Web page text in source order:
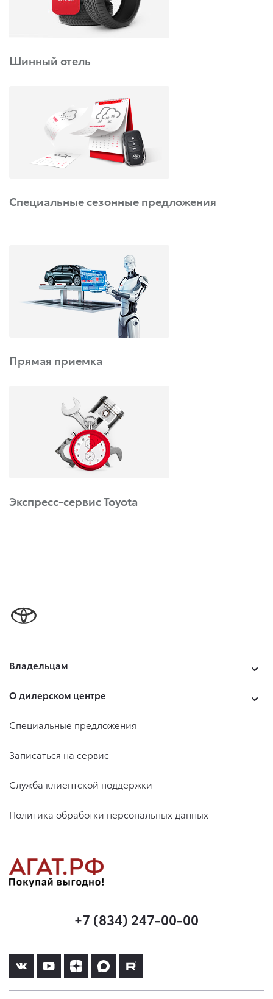
Шинный отель
Специальные сезонные предложения
Прямая приемка
Экспресс-сервис Toyota
Владельцам
О дилерском центре
Специальные предложения
Записаться на сервис
Служба клиентской поддержки
Политика обработки персональных данных
+7 (834) 247-00-00